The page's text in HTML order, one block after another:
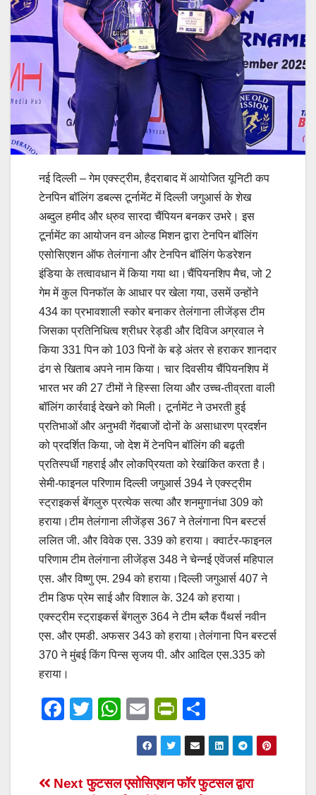
नई दिल्ली – गेम एक्स्ट्रीम, हैदराबाद में आयोजित यूनिटी कप
टेनपिन बॉलिंग डबल्स टूर्नामेंट में दिल्ली जगुआर्स के शेख
अब्दुल हमीद और ध्रुव सारदा चैंपियन बनकर उभरे। इस
टूर्नामेंट का आयोजन वन ओल्ड मिशन द्वारा टेनपिन बॉलिंग
एसोसिएशन ऑफ तेलंगाना और टेनपिन बॉलिंग फेडरेशन
इंडिया के तत्वावधान में किया गया था।‌चैंपियनशिप मैच, जो 2
गेम में कुल पिनफॉल के आधार पर खेला गया, उसमें उन्होंने
434 का प्रभावशाली स्कोर बनाकर तेलंगाना लीजेंड्स टीम
जिसका प्रतिनिधित्व श्रीधर रेड्डी और दिविज अग्रवाल ने
किया 331 पिन को 103 पिनों के बड़े अंतर से हराकर शानदार
ढंग से खिताब अपने नाम किया। चार दिवसीय चैंपियनशिप में
भारत भर की 27 टीमों ने हिस्सा लिया और उच्च-तीव्रता वाली
बॉलिंग कार्रवाई देखने को मिली। टूर्नामेंट ने उभरती हुई
प्रतिभाओं और अनुभवी गेंदबाजों दोनों के असाधारण प्रदर्शन
को प्रदर्शित किया, जो देश में टेनपिन बॉलिंग की बढ़ती
प्रतिस्पर्धी गहराई और लोकप्रियता को रेखांकित करता है।
सेमी-फाइनल परिणाम दिल्ली जगुआर्स 394 ने एक्स्ट्रीम
स्ट्राइकर्स बेंगलुरु प्रत्येक सत्या और शनमुगानंधा 309 को
हराया।टीम तेलंगाना लीजेंड्स 367 ने तेलंगाना पिन बस्टर्स
ललित जी. और विवेक एस. 339 को हराया। क्वार्टर-फाइनल
परिणाम टीम तेलंगाना लीजेंड्स 348 ने चेन्नई एवेंजर्स महिपाल
एस. और विष्णु एम. 294 को हराया।दिल्ली जगुआर्स 407 ने
टीम डिफ प्रेम साई और विशाल के. 324 को हराया।
एक्स्ट्रीम स्ट्राइकर्स बेंगलुरु 364 ने टीम ब्लैक पैंथर्स नवीन
एस. और एमडी. अफसर 343 को हराया।तेलंगाना पिन बस्टर्स
370 ने मुंबई किंग पिन्स सृजय पी. और आदिल एस.335 को
हराया।
F
e
T
er
W
at
s
E
m
ail
Pr
in
tF
ri
h
ar
e
Postफुटसल एसोसिएशन फॉर फुटसल द्वारा
Next